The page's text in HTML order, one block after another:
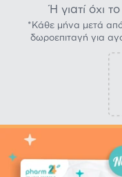
Ή γιατί όχι
*Κάθε μήνα μετά από
δωροεπιταγή για